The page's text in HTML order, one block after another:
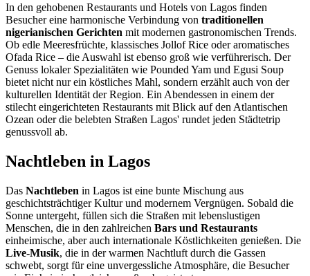
In den gehobenen Restaurants und Hotels von Lagos finden
Besucher eine harmonische Verbindung von traditionellen
nigerianischen Gerichten mit modernen gastronomischen Trends.
Ob edle Meeresfrüchte, klassisches Jollof Rice oder aromatisches
Ofada Rice – die Auswahl ist ebenso groß wie verführerisch. Der
Genuss lokaler Spezialitäten wie Pounded Yam und Egusi Soup
bietet nicht nur ein köstliches Mahl, sondern erzählt auch von der
kulturellen Identität der Region. Ein Abendessen in einem der
stilecht eingerichteten Restaurants mit Blick auf den Atlantischen
Ozean oder die belebten Straßen Lagos' rundet jeden Städtetrip
genussvoll ab.
Nachtleben in Lagos
Das Nachtleben in Lagos ist eine bunte Mischung aus
geschichtsträchtiger Kultur und modernem Vergnügen. Sobald die
Sonne untergeht, füllen sich die Straßen mit lebenslustigen
Menschen, die in den zahlreichen Bars und Restaurants
einheimische, aber auch internationale Köstlichkeiten genießen. Die
Live-Musik, die in der warmen Nachtluft durch die Gassen
schwebt, sorgt für eine unvergessliche Atmosphäre, die Besucher